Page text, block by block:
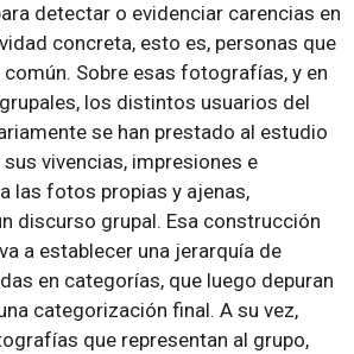
detectar o evidenciar carencias en
concreta, esto es, personas que
Sobre esas fotografías, y en
los distintos usuarios del
se han prestado al estudio
vivencias, impresiones e
las fotos propias y ajenas,
discurso grupal. Esa construcción
a establecer una jerarquía de
en categorías, que luego depuran
categorización final. A su vez,
que representan al grupo,